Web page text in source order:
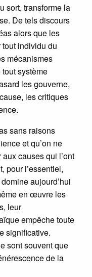
sort, transforme la
De tels discours
alors que les
individu du
mécanismes
système
les gouverne,
les critiques
sans raisons
et qu’on ne
causes qui l’ont
pour l’essentiel,
aujourd’hui
en œuvre les
leur
empêche toute
significative.
sont souvent que
de la